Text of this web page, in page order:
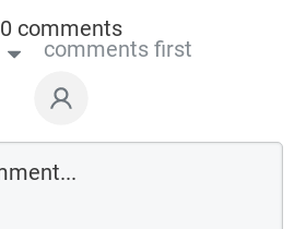
0 comments
comments first